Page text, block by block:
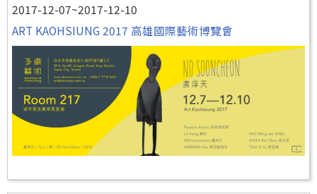
2017-12-07~2017-12-10
ART KAOHSIUNG 2017 高雄國際藝術博覽會